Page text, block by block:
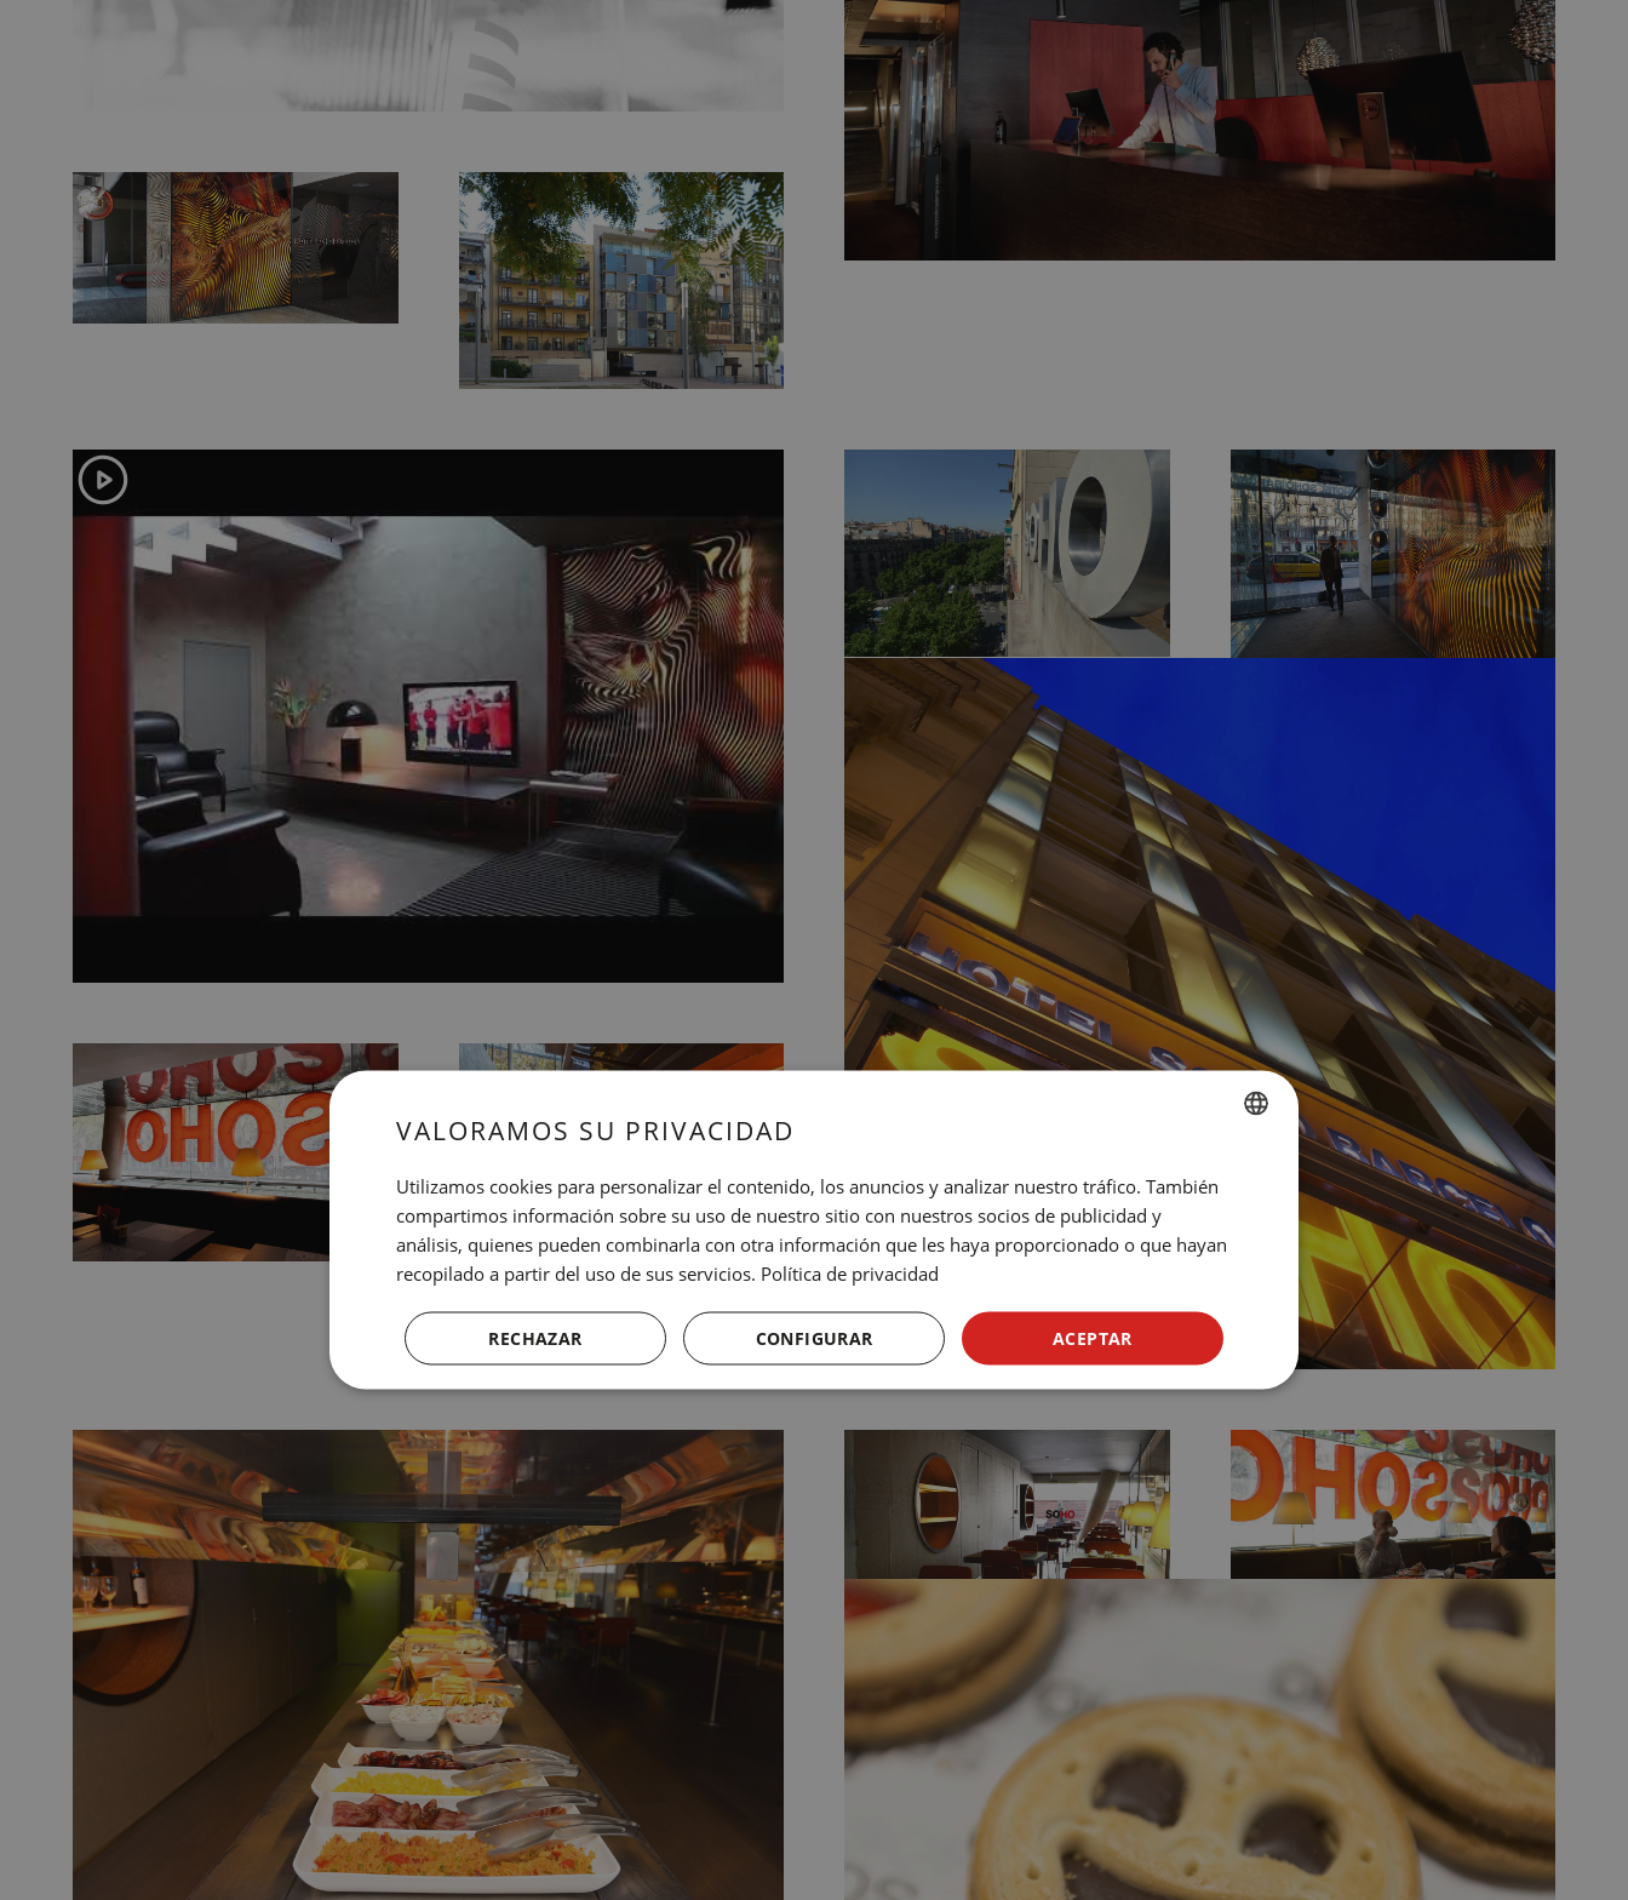
CATALAN
FRENCH
ITALIAN
VALORAMOS SU PRIVACIDAD
Utilizamos cookies para personalizar el contenido, los anuncios y analizar nuestro tráfico. También
compartimos información sobre su uso de nuestro sitio con nuestros socios de publicidad y
análisis, quienes pueden combinarla con otra información que les haya proporcionado o que hayan
recopilado a partir del uso de sus servicios. Política de privacidad
ACEPTAR
RECHAZAR CONFIGURAR